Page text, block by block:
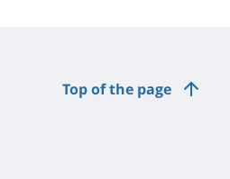
Top of the page